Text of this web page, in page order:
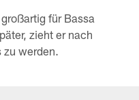
für Bassa
zieht er nach
zu werden.